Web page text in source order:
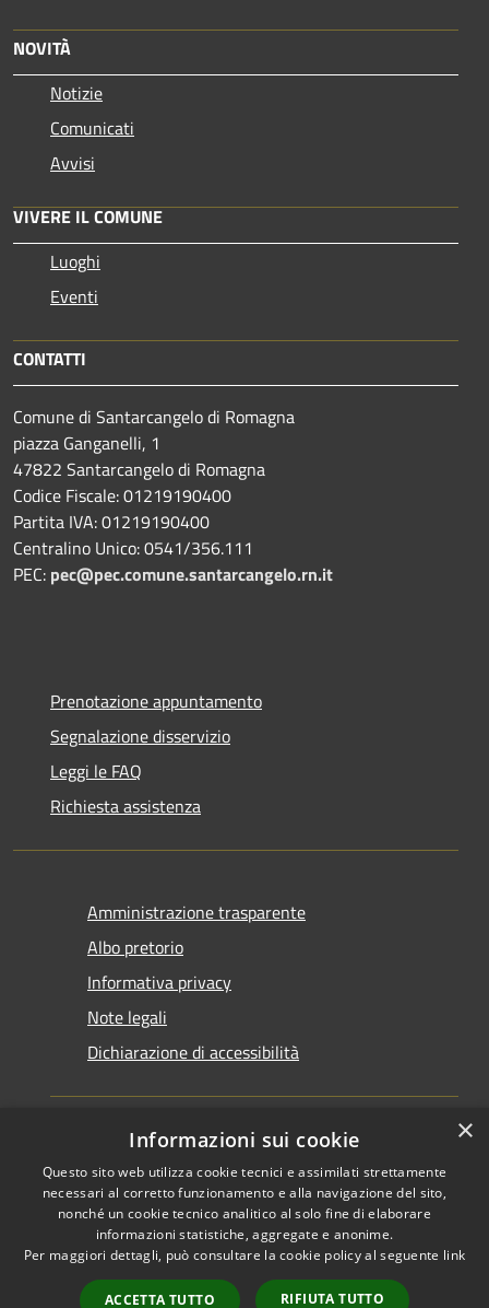
NOVITÀ
Notizie
Comunicati
Avvisi
VIVERE IL COMUNE
Luoghi
Eventi
CONTATTI
Comune di Santarcangelo di Romagna
piazza Ganganelli, 1
47822 Santarcangelo di Romagna
Codice Fiscale: 01219190400
Partita IVA: 01219190400
Centralino Unico: 0541/356.111
PEC: pec@pec.comune.santarcangelo.rn.it
Prenotazione appuntamento
Segnalazione disservizio
Leggi le FAQ
Richiesta assistenza
Amministrazione trasparente
Albo pretorio
Informativa privacy
Note legali
Dichiarazione di accessibilità
RSS
Accessibilità
Cookie
Mappa del sito
Copyright © 2026 • Comune di
Santarcangelo di Romagna •
Powered byMunicipium
Accesso redazione
×
Informazioni sui cookie
Questo sito web utilizza cookie tecnici e assimilati strettamente
necessari al corretto funzionamento e alla navigazione del sito,
nonché un cookie tecnico analitico al solo fine di elaborare
informazioni statistiche, aggregate e anonime.
Per maggiori dettagli, può consultare la cookie policy al seguente link
ACCETTA TUTTO RIFIUTA TUTTO